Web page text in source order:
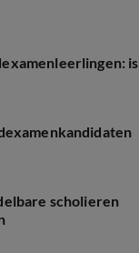
is
scholieren